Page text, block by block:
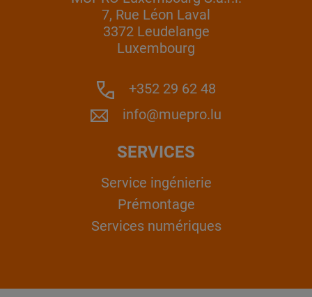
7, Rue Léon Laval
3372 Leudelange
Luxembourg
+352 29 62 48
info@muepro.lu
SERVICES
Service ingénierie
Prémontage
Services numériques